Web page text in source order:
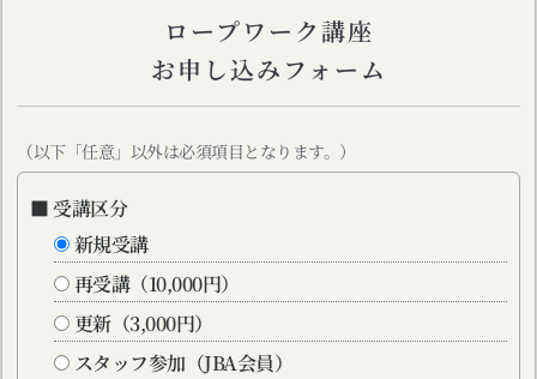
ロープワーク講座
お申し込みフォーム
（以下「任意」以外は必須項目となります。）
■ 受講区分
新規受講
再受講（10,000円）
更新（3,000円）
スタッフ参加（JBA会員）